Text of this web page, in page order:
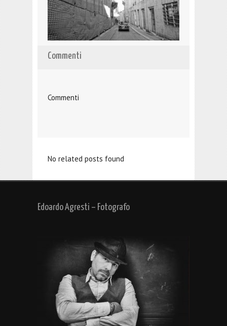
Commenti
Commenti
No related posts found
Edoardo Agresti – Fotografo